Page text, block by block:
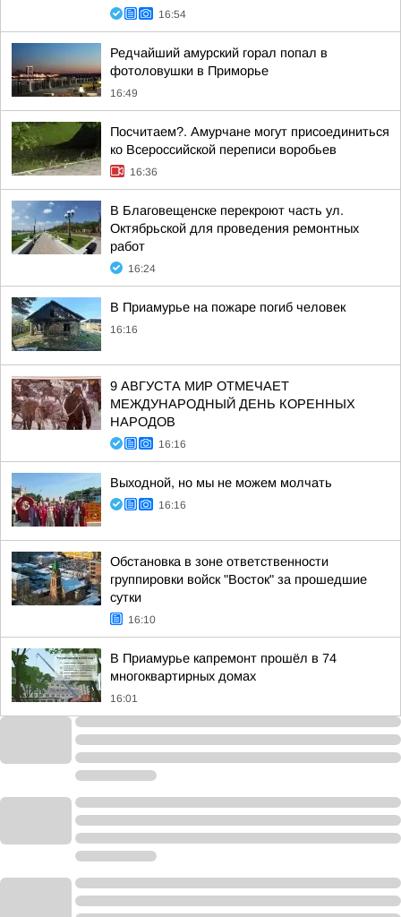
16:54
Редчайший амурский горал попал в
фотоловушки в Приморье
16:49
Посчитаем?. Амурчане могут присоединиться
ко Всероссийской переписи воробьев
16:36
В Благовещенске перекроют часть ул.
Октябрьской для проведения ремонтных
работ
16:24
В Приамурье на пожаре погиб человек
16:16
9 АВГУСТА МИР ОТМЕЧАЕТ
МЕЖДУНАРОДНЫЙ ДЕНЬ КОРЕННЫХ
НАРОДОВ
16:16
Выходной, но мы не можем молчать
16:16
Обстановка в зоне ответственности
группировки войск "Восток" за прошедшие
сутки
16:10
В Приамурье капремонт прошёл в 74
многоквартирных домах
16:01